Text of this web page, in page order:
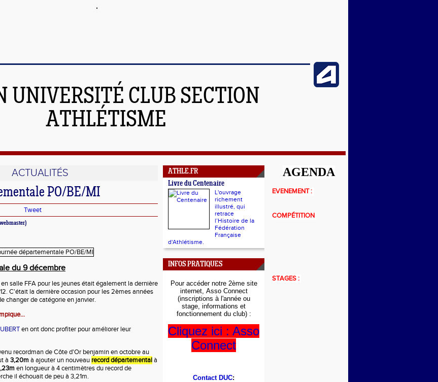
UNIVERSITÉ CLUB SECTION
ATHLÉTISME
ACTUALITÉS
PO/BE/MI
Tweet
du 9 décembre
salle FFA pour les jeunes était également la dernière
C'était la dernière occasion pour les 2èmes années
changer de catégorie en janvier.
en ont donc profiter pour améliorer leur
recordman de Côte d'Or benjamin en octobre au
à 3,20m à ajouter un nouveau record départementalà
en longueur à 4 centimètres du record de
il échouait de peu à 3,21m.
ATHLE.FR
Livre du Centenaire
L'ouvrage
richement
illustré, qui
retrace
l’Histoire de la
Fédération
Française
d'Athlétisme.
INFOS PRATIQUES
Pour accéder notre 2ème site
internet, Asso Connect
(inscriptions à l'année ou
stage, informations et
fonctionnement du club) :
Cliquez ici : Asso
Connect
Contact DUC:
AGENDA
EVENEMENT :
COMPÉTITION
STAGES :